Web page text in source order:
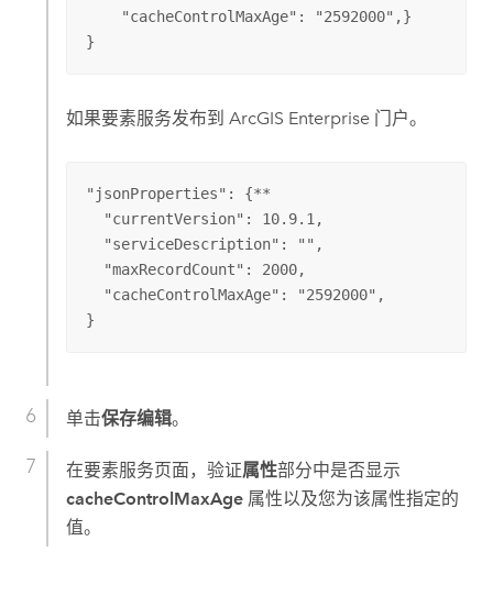
    "cacheControlMaxAge": "2592000",}
}
如果要素服务发布到 ArcGIS Enterprise门户。
"jsonProperties": {**
  "currentVersion": 10.9.1,
  "serviceDescription": "",
  "maxRecordCount": 2000,
  "cacheControlMaxAge": "2592000",
}
单击保存编辑。
在要素服务页面，验证属性部分中是否显示
cacheControlMaxAge属性以及您为该属性指定的
值。